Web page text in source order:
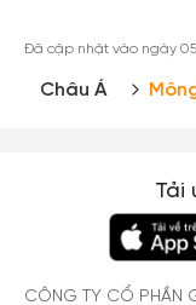
Đã cập nhật vào ngày
Châu Á
Tải
CÔNG TY CỔ PHẦN